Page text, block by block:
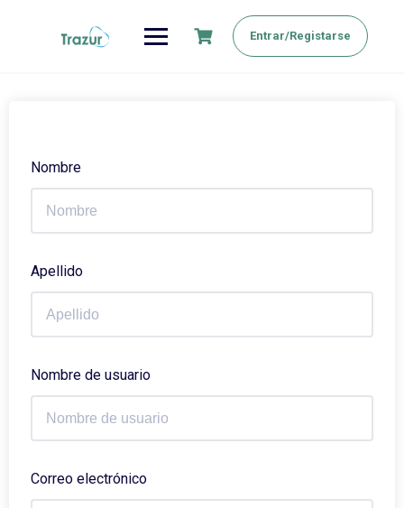
Entrar/Registarse
Nombre
Apellido
Nombre de usuario
Correo electrónico